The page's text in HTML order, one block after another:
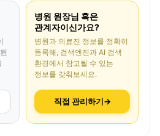
병원 원장님 혹은
관계자이신가요?
병원과 의료진 정보를 정확히
등록해, 검색엔진과 AI 검색
환경에서 참고될 수 있는
정보를 갖춰보세요.
직접 관리하기→